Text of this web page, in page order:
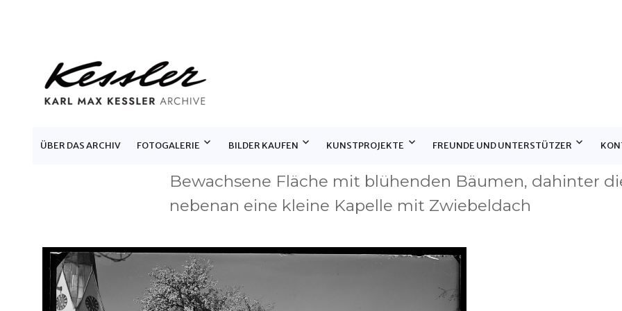
KARL MAX KESSLER ARCHIVE
ÜBER DAS ARCHIV FOTOGALERIE BILDER KAUFEN KUNSTPROJEKTE FREUNDE UND UNTERSTÜTZER
Bewachsene Fläche mit blühenden Bäumen, dahinter
nebenan eine kleine Kapelle mit Zwiebeldach